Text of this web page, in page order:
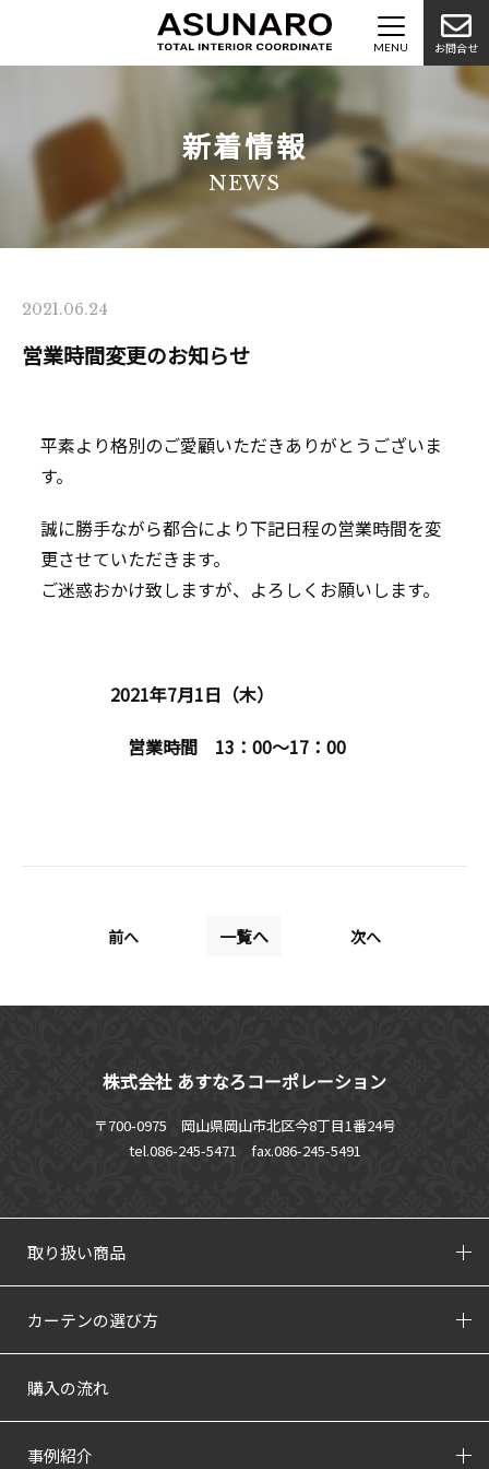
お問合せ
新着情報
NEWS
2021.06.24
営業時間変更のお知らせ
平素より格別のご愛顧いただきありがとうございま
す。
誠に勝手ながら都合により下記日程の営業時間を変
更させていただきます。
ご迷惑おかけ致しますが、よろしくお願いします。
2021年7月1日（木）
営業時間 13：00～17：00
前へ 一覧へ 次へ
株式会社 あすなろコーポレーション
〒700-0975 岡山県岡山市北区今8丁目1番24号
tel.086-245-5471 fax.086-245-5491
取り扱い商品
カーテンの選び方
購入の流れ
事例紹介